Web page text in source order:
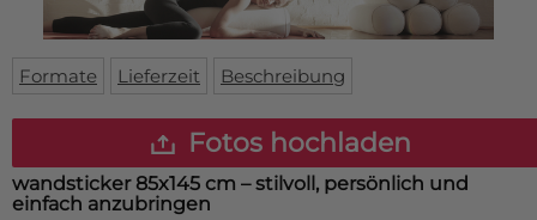
Fußmatte
Bodenmatte
Custom skateboard deck
Über uns
Login
WhatsApp
Formate Lieferzeit Beschreibung
Fotos hochladen
wandsticker 85x145 cm – stilvoll, persönlich und
einfach anzubringen